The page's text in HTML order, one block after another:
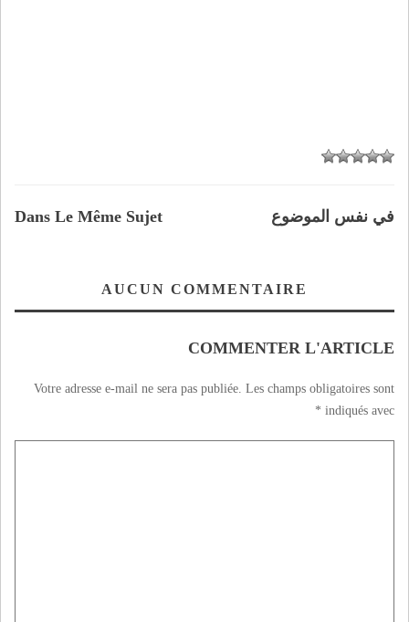
Dans Le Même Sujet في نفس الموضوع
AUCUN COMMENTAIRE
COMMENTER L'ARTICLE
Votre adresse e-mail ne sera pas publiée. Les champs obligatoires sont
indiqués avec
*